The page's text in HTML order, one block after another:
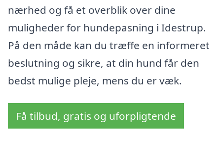
nærhed og få et overblik over dine
muligheder for hundepasning i Idestrup.
På den måde kan du træffe en informeret
beslutning og sikre, at din hund får den
bedst mulige pleje, mens du er væk.
Få tilbud, gratis og uforpligtende